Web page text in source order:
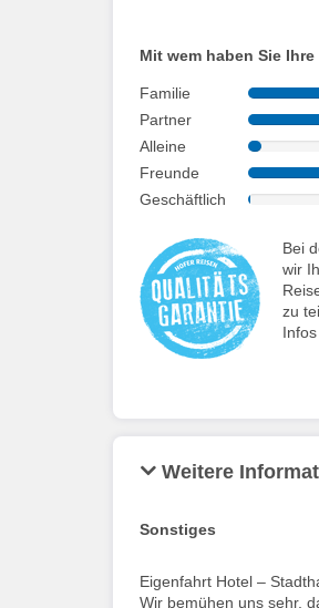
Mit wem haben Sie
Familie
Partner
Alleine
Freunde
Geschäftlich
Bei
wir
zu
Weitere
Sonstiges
Eigenfahrt Hotel –
Wir bemühen uns sehr,